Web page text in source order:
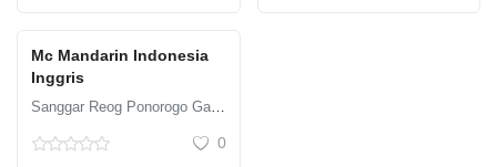
Mc Mandarin Indonesia
Inggris
Sanggar Reog Ponorogo Galuh
0